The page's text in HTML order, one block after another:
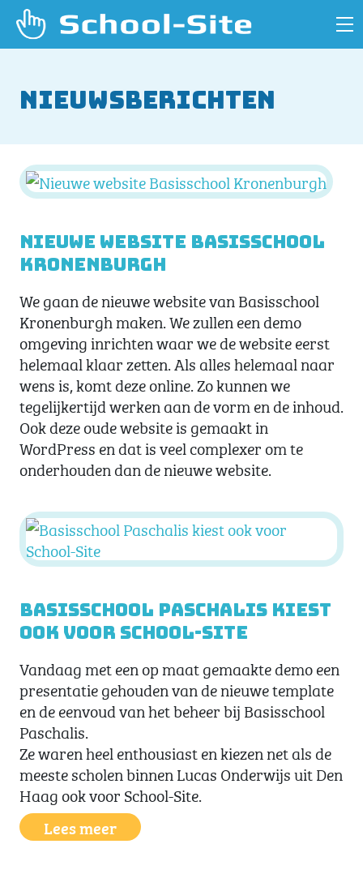
Nieuwsberichten
Nieuwe website Basisschool
Kronenburgh
We gaan de nieuwe website van Basisschool
Kronenburgh maken. We zullen een demo
omgeving inrichten waar we de website eerst
helemaal klaar zetten. Als alles helemaal naar
wens is, komt deze online. Zo kunnen we
tegelijkertijd werken aan de vorm en de inhoud.
Ook deze oude website is gemaakt in
WordPress en dat is veel complexer om te
onderhouden dan de nieuwe website.
Basisschool Paschalis kiest
ook voor School-Site
Vandaag met een op maat gemaakte demo een
presentatie gehouden van de nieuwe template
en de eenvoud van het beheer bij Basisschool
Paschalis.
Ze waren heel enthousiast en kiezen net als de
meeste scholen binnen Lucas Onderwijs uit Den
Haag ook voor School-Site.
Lees meer